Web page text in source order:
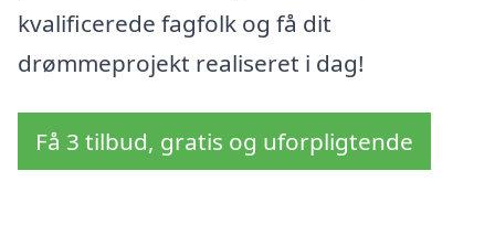
kvalificerede fagfolk og få dit
drømmeprojekt realiseret i dag!
Få 3 tilbud, gratis og uforpligtende